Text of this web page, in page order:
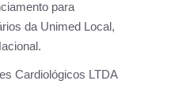
para
da Unimed Local,
Cardiológicos LTDA